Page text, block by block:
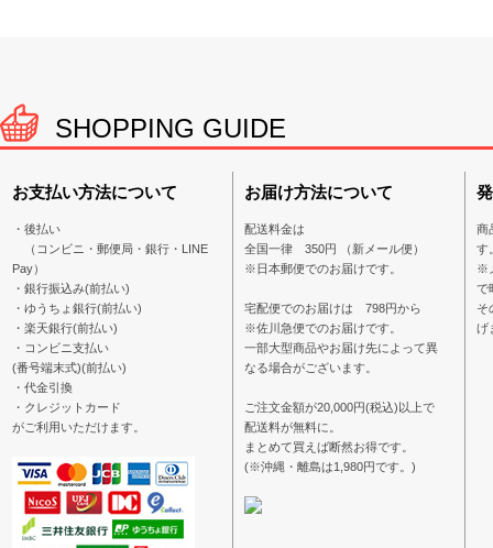
SHOPPING GUIDE
お支払い方法について
・後払い
（コンビニ・郵便局・銀行・LINE
Pay）
・銀行振込み(前払い)
・ゆうちょ銀行(前払い)
・楽天銀行(前払い)
・コンビニ支払い
(番号端末式)(前払い)
・代金引換
・クレジットカード
がご利用いただけます。
お届け方法について
配送料金は
全国一律 350円 （新メール便）
※日本郵便でのお届けです。
宅配便でのお届けは 798円から
※佐川急便でのお届けです。
一部大型商品やお届け先によって異
なる場合がございます。
ご注文金額が20,000円(税込)以上で
配送料が無料に。
まとめて買えば断然お得です。
(※沖縄・離島は1,980円です。)
商
す
※
で
そ
げ